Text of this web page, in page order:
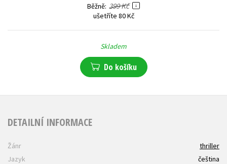
Běžně 399 Kč
ušetříte 80 Kč
Skladem
Do košíku
DETAILNÍ INFORMACE
Žánr
thriller
Jazyk
čeština